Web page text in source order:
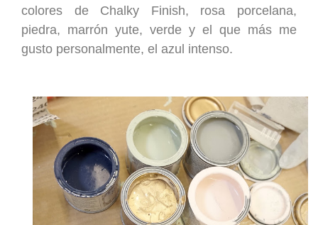
colores de Chalky Finish, rosa porcelana,
piedra, marrón yute, verde y el que más me
gusto personalmente, el azul intenso.